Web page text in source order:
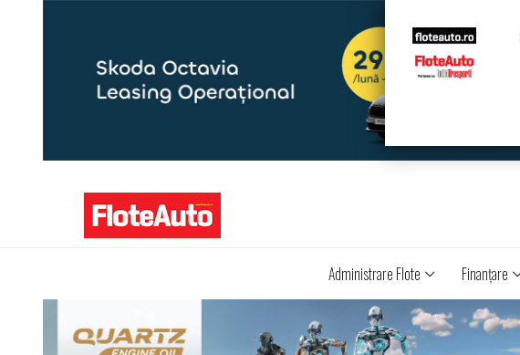
Administrare Flote Finanţare